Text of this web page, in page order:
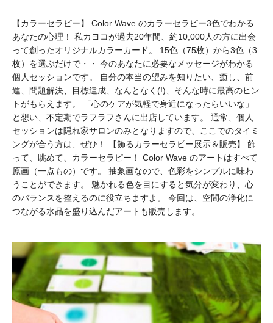
【カラーセラピー】 Color Wave のカラーセラピー3色でわかる
あなたの心理！ 私カヨコが過去20年間、約10,000人の方に出会
って創ったオリジナルカラーカード。 15色（75枚）から3色（3
枚）を選ぶだけで・・ 今のあなたに必要なメッセージがわかる
個人セッションです。 自分の本当の望みを知りたい、癒し、前
進、問題解決、目標達成、なんとなく(!)、そんな時に最高のヒン
トがもらえます。 「心のケアが気軽で身近になったらいいな」
と想い、不定期でラフラフさんに出店しています。 通常、個人
セッションは隠れ家サロンのみとなりますので、ここでのタイミ
ングが合う方は、ぜひ！ 【飾るカラーセラピー展示＆販売】 飾
って、眺めて、カラーセラピー！ Color Wave のアートはすべて
原画（一点もの）です。 抽象画なので、色彩をシンプルに味わ
うことができます。 魅かれる色を目にすると気分が変わり、心
のバランスを整えるのに役立ちますよ。 今回は、空間の浄化に
つながる水晶を盛り込んだアートも販売します。